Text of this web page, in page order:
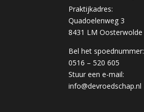
Praktijkadres:
Quadoelenweg 3
8431 LM Oosterwolde
Bel het spoednummer:
0516 – 520 605
Stuur een e-mail:
info@devroedschap.nl